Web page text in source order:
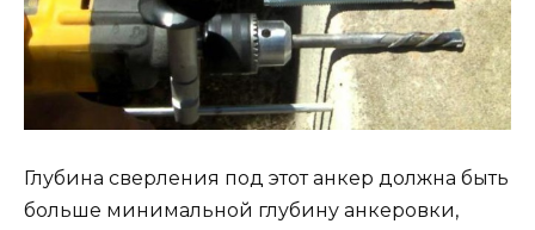
Глубина сверления под этот анкер должна быть
больше минимальной глубину анкеровки,